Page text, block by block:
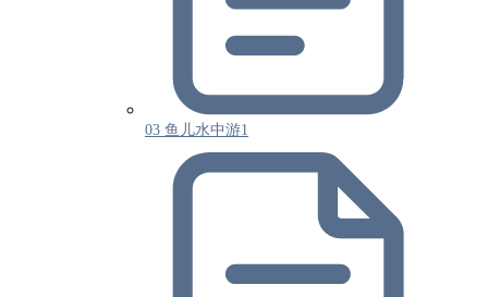
03 鱼儿水中游1